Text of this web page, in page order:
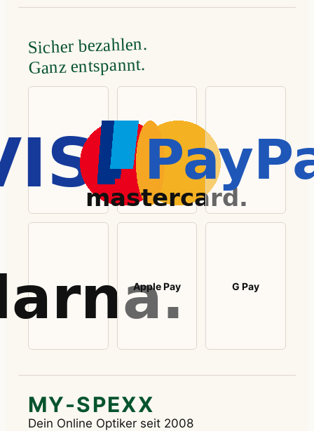
Sicher bezahlen.
Ganz entspannt.
Apple Pay G Pay
MY-SPEXX
Dein Online Optiker seit 2008